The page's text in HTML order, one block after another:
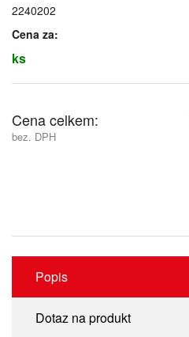
2240202
Cena za:
ks
Cena celkem:
bez. DPH
Popis
Dotaz na produkt